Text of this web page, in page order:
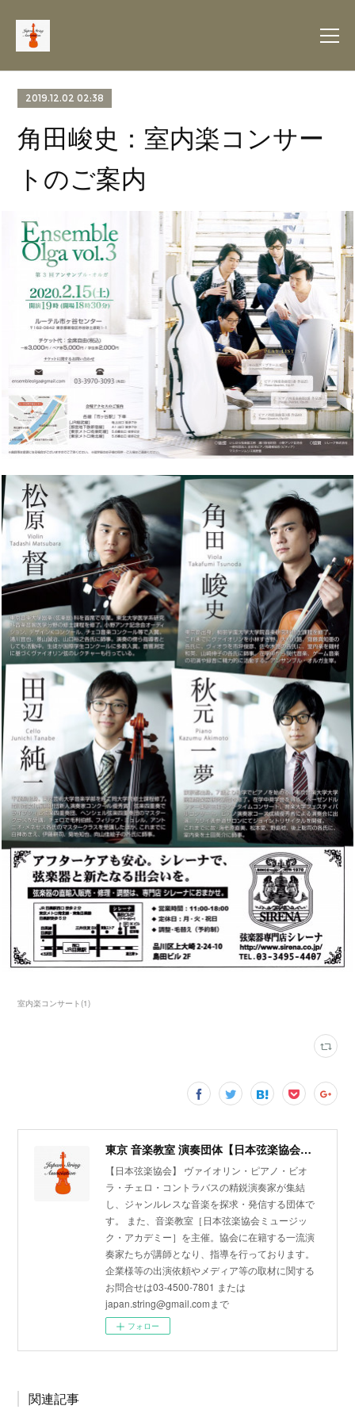
2019.12.02 02:38
角田峻史：室内楽コンサー
トのご案内
室内楽コンサート(1)
東京 音楽教室 演奏団体【日本弦楽協会】ヴァイオリン・ピアノ・ビオラ・チェロ・コントラバス
【日本弦楽協会】 ヴァイオリン・ピアノ・ビオ
ラ・チェロ・コントラバスの精鋭演奏家が集結
し、ジャンルレスな音楽を探求・発信する団体で
す。 また、音楽教室［日本弦楽協会ミュージッ
ク・アカデミー］を主催。協会に在籍する一流演
奏家たちが講師となり、指導を行っております。
企業様等の出演依頼やメディア等の取材に関する
お問合せは03-4500-7801 または
japan.string@gmail.comまで
フォロー
関連記事